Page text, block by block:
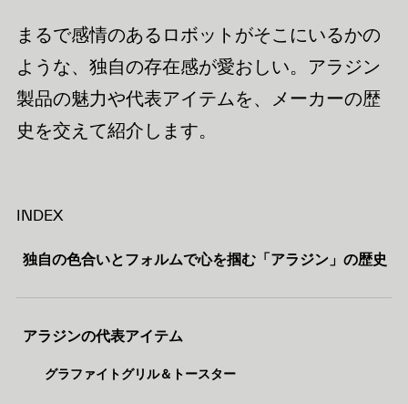
まるで感情のあるロボットがそこにいるかの
ような、独自の存在感が愛おしい。アラジン
製品の魅力や代表アイテムを、メーカーの歴
史を交えて紹介します。
INDEX
独自の色合いとフォルムで心を掴む「アラジン」の歴史
アラジンの代表アイテム
グラファイトグリル＆トースター